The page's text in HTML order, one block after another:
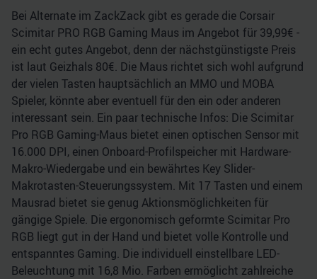
Bei Alternate im ZackZack gibt es gerade die Corsair
Scimitar PRO RGB Gaming Maus im Angebot für 39,99€ -
ein echt gutes Angebot, denn der nächstgünstigste Preis
ist laut Geizhals 80€. Die Maus richtet sich wohl aufgrund
der vielen Tasten hauptsächlich an MMO und MOBA
Spieler, könnte aber eventuell für den ein oder anderen
interessant sein. Ein paar technische Infos: Die Scimitar
Pro RGB Gaming-Maus bietet einen optischen Sensor mit
16.000 DPI, einen Onboard-Profilspeicher mit Hardware-
Makro-Wiedergabe und ein bewährtes Key Slider-
Makrotasten-Steuerungssystem. Mit 17 Tasten und einem
Mausrad bietet sie genug Aktionsmöglichkeiten für
gängige Spiele. Die ergonomisch geformte Scimitar Pro
RGB liegt gut in der Hand und bietet volle Kontrolle und
entspanntes Gaming. Die individuell einstellbare LED-
Beleuchtung mit 16,8 Mio. Farben ermöglicht zahlreiche